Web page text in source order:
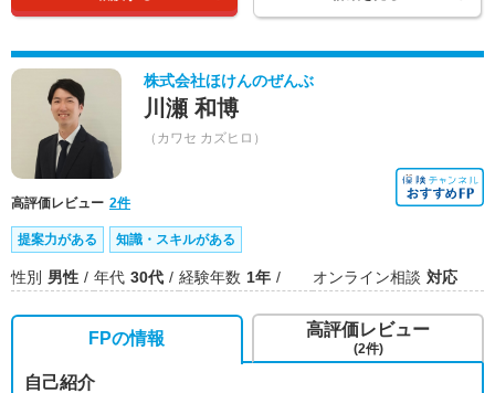
株式会社ほけんのぜんぶ
川瀬 和博
（カワセ カズヒロ）
高評価レビュー 2件
提案力がある 知識・スキルがある
性別 男性 年代 30代 経験年数 1年 オンライン相談 対応
FPの情報
自己紹介
高評価レビュー
(2件)